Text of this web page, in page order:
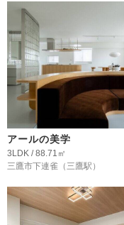
アールの美学
3LDK / 88.71㎡
三鷹市下連雀 （三鷹駅）